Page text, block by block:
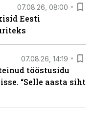
07.08.26, 08:00
Eesti
07.08.26, 14:19
tööstusidu
“Selle aasta siht